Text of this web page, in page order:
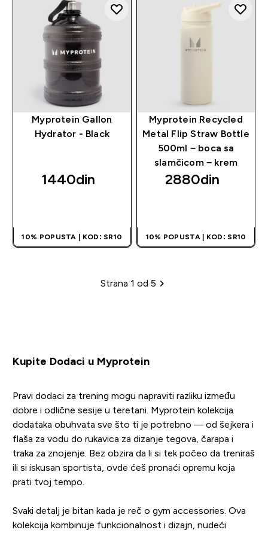
Myprotein Gallon
Hydrator - Black
1440din‎
10% POPUSTA | KOD: SR10
Myprotein Recycled
Metal Flip Straw Bottle
500ml − boca sa
slamčicom − krem
2880din‎
10% POPUSTA | KOD: SR10
Sadržina
Strana 1 od 5
Kupite Dodaci u Myprotein
Pravi dodaci za trening mogu napraviti razliku između
dobre i odlične sesije u teretani. Myprotein kolekcija
dodataka obuhvata sve što ti je potrebno — od šejkera i
flaša za vodu do rukavica za dizanje tegova, čarapa i
traka za znojenje. Bez obzira da li si tek počeo da treniraš
ili si iskusan sportista, ovde ćeš pronaći opremu koja
prati tvoj tempo.
Svaki detalj je bitan kada je reč o gym accessories. Ova
kolekcija kombinuje funkcionalnost i dizajn, nudeći